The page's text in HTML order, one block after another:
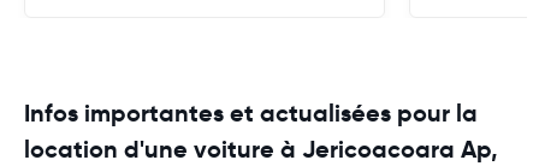
Infos importantes et actualisées pour la
location d'une voiture à Jericoacoara Ap,